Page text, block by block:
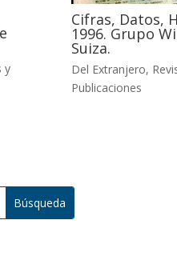
y
Cifras, Datos,
1996. Grupo
Suiza.
Del Extranjero,
Publicaciones